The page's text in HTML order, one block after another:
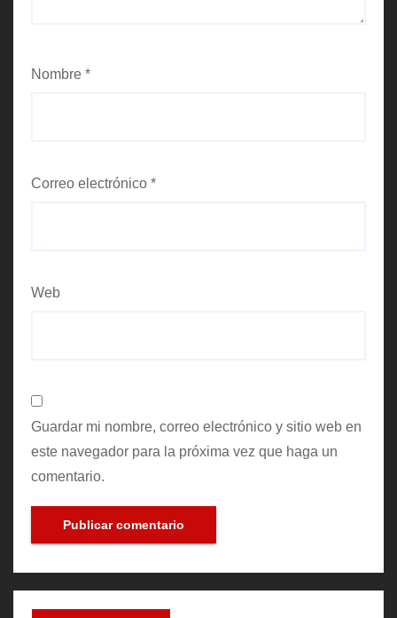
Nombre *
Correo electrónico *
Web
Guardar mi nombre, correo electrónico y sitio web en
este navegador para la próxima vez que haga un
comentario.